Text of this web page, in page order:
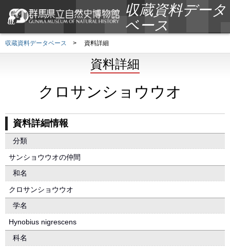
収蔵資料データ
ベース
収蔵資料データベース > 資料詳細
資料詳細
クロサンショウウオ
資料詳細情報
分類
サンショウウオの仲間
和名
クロサンショウウオ
学名
Hynobius nigrescens
科名